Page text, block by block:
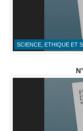
SCIENCE, ETHIQUE ET